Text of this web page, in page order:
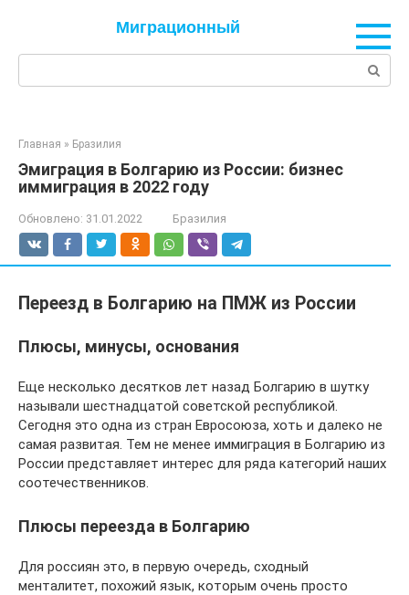
Миграционный
Главная » Бразилия
Эмиграция в Болгарию из России: бизнес
иммиграция в 2022 году
Обновлено: 31.01.2022 Бразилия
Переезд в Болгарию на ПМЖ из России
Плюсы, минусы, основания
Еще несколько десятков лет назад Болгарию в шутку
называли шестнадцатой советской республикой.
Сегодня это одна из стран Евросоюза, хоть и далеко не
самая развитая. Тем не менее иммиграция в Болгарию из
России представляет интерес для ряда категорий наших
соотечественников.
Плюсы переезда в Болгарию
Для россиян это, в первую очередь, сходный
менталитет, похожий язык, которым очень просто